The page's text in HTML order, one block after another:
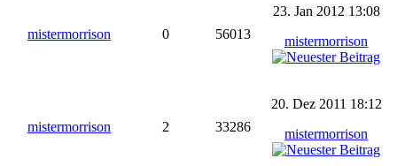
mistermorrison 0 56013
23. Jan 2012 13:08
mistermorrison
mistermorrison 2 33286
20. Dez 2011 18:12
mistermorrison